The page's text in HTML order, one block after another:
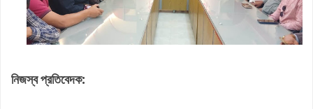
নিজস্ব প্রতিবেদক: